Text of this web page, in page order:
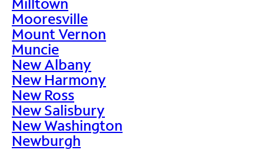
Mooresville
Mount Vernon
Muncie
New Albany
New Harmony
New Ross
New Salisbury
New Washington
Newburgh